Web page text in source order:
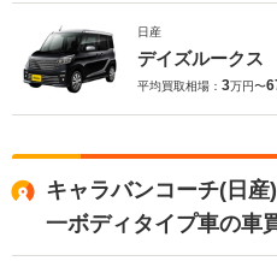
日産
デイズルークス
平均買取相場： 3万円〜
キャラバンコーチ(日
一ボディタイプ車の車